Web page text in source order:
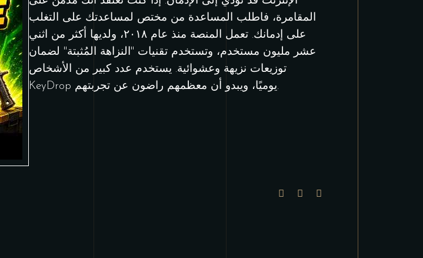
المقامرة، فاطلب المساعدة من مختص لمساعدتك على التغلب
على إدمانك. تعمل المنصة منذ عام ٢٠١٨، ولديها أكثر من اثني
عشر مليون مستخدم، وتستخدم تقنيات "النزاهة المُثبتة" لضمان
توزيعات نزيهة وعشوائية. يستخدم عدد كبير من الأشخاص
KeyDrop يوميًا، ويبدو أن معظمهم راضون عن تجربتهم.